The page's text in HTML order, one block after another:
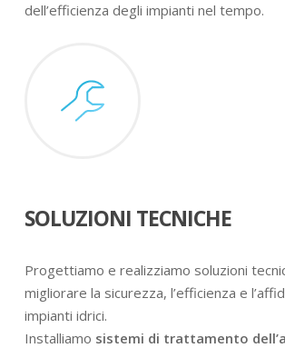
dell’efficienza degli impianti nel tempo.
SOLUZIONI TECNICHE
Progettiamo e realizziamo soluzioni
migliorare la sicurezza, l’efficienza e
impianti idrici.
Installiamo sistemi di trattamento